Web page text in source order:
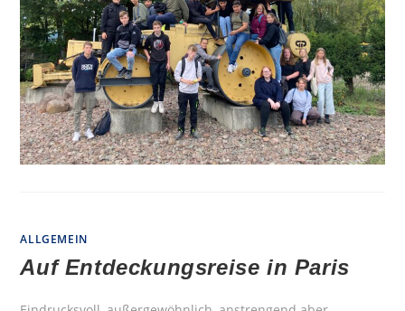
ALLGEMEIN
Auf Entdeckungsreise in Paris